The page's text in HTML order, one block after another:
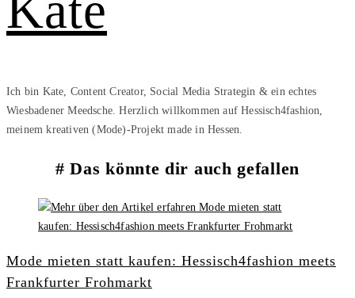
Ich bin Kate, Content Creator, Social Media Strategin & ein echtes
Wiesbadener Meedsche. Herzlich willkommen auf Hessisch4fashion,
meinem kreativen (Mode)-Projekt made in Hessen.
Das könnte dir auch gefallen
Mode mieten statt kaufen: Hessisch4fashion meets
Frankfurter Frohmarkt